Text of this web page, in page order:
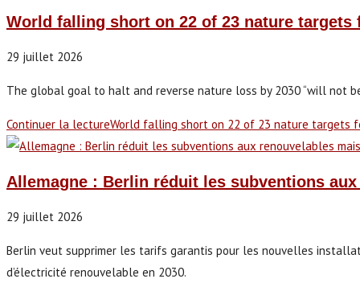
World falling short on 22 of 23 nature
29 juillet 2026
The global goal to halt and reverse nature loss by 2030 “will not
Continuer la lectureWorld falling short on 22 of 23 nature targets
Allemagne : Berlin réduit les subventions
29 juillet 2026
Berlin veut supprimer les tarifs garantis pour les nouvelles
d’électricité renouvelable en 2030.